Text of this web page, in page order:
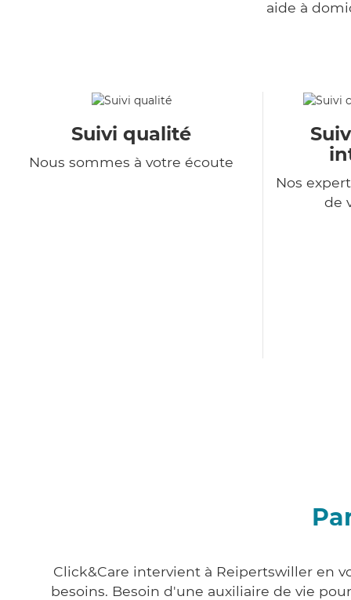
aide à
Suivi qualité
Nous sommes à votre écoute
Nos
de
Click&Care intervient à Reipertswiller en
besoins. Besoin d'une auxiliaire de vie